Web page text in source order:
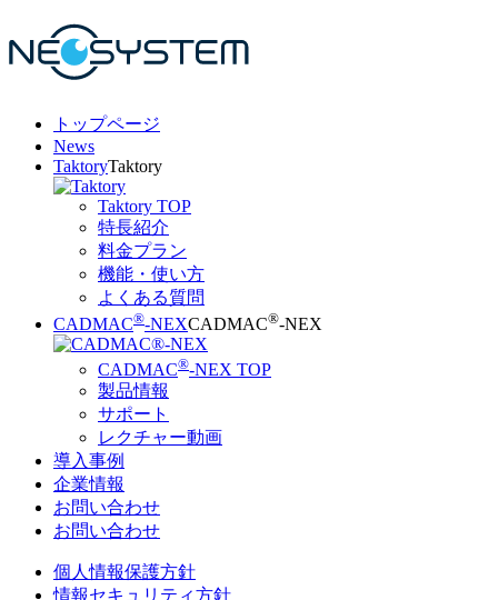
トップページ
News
TaktoryTaktory
Taktory TOP
特長紹介
料金プラン
機能・使い方
よくある質問
CADMAC®-NEXCADMAC®-NEX
CADMAC®-NEX TOP
製品情報
サポート
レクチャー動画
導入事例
企業情報
お問い合わせ
お問い合わせ
個人情報保護方針
情報セキュリティ方針